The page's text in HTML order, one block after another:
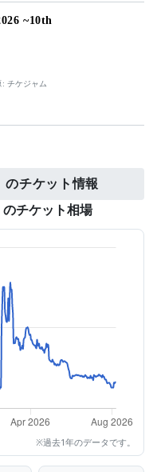
~10th
: チケジャム
のチケット情報
チケット相場
※過去1年のデータです。